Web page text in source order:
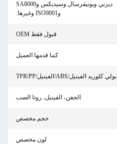
ديزني ويونيفرسال وسيديكس وSA8000
وISO9001 وغيرها.
قبول فقط OEM
كما قدمها العميل
بولي كلوريد الفينيل/ABS/الفينيل/TPR/PP
الحقن، الفينيل، روتا الصب
حجم مخصص
لون مخصص